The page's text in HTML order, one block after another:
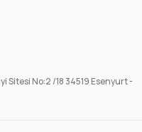
Sitesi No:2 /18 34519 Esenyurt -